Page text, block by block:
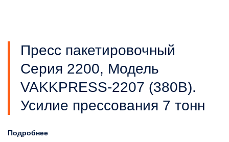
Пресс пакетировочный
Серия 2200, Модель
VAKKPRESS-2207 (380В).
Усилие прессования 7 тонн
Подробнее